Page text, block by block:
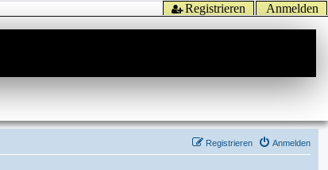
Anmelden
Registrieren
Anmelden
Registrieren